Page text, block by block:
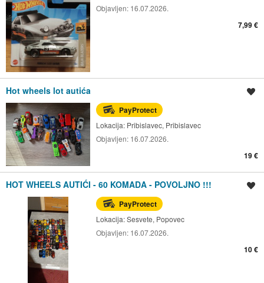
Objavljen: 16.07.2026.
7,99 €
Hot wheels lot autića
PayProtect
Lokacija: Pribislavec, Pribislavec
Objavljen: 16.07.2026.
19 €
HOT WHEELS AUTIĆI - 60 KOMADA - POVOLJNO !!!
PayProtect
Lokacija:Sesvete, Popovec
Objavljen: 16.07.2026.
10 €